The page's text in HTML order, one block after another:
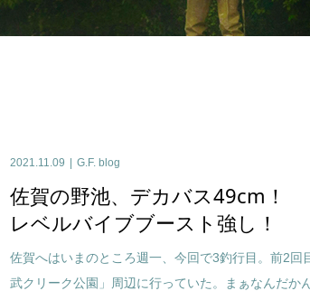
2021.11.09 G.F. blog
佐賀の野池、デカバス49cm！
レベルバイブブースト強し！
佐賀へはいまのところ週一、今回で3釣行目。前2回
武クリーク公園」周辺に行っていた。まぁなんだか